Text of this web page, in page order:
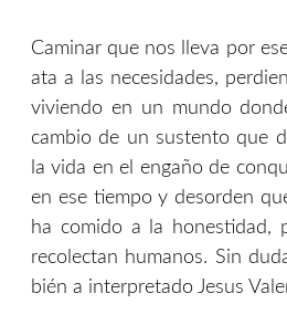
Caminar que nos lleva por
ata a las necesidades,
viviendo en un mundo
cambio de un sustento que
la vida en el engaño de
en ese tiempo y desorden
ha comido a la honestidad,
recolectan humanos. Sin
bién a interpretado Jesus